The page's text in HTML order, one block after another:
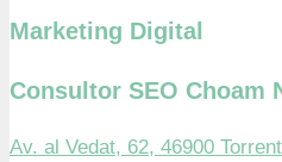
Marketing Digital
Consultor SEO Choam
Av. al Vedat, 62, 46900